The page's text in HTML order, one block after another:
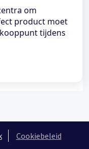
om
product moet
tijdens
Cookiebeleid